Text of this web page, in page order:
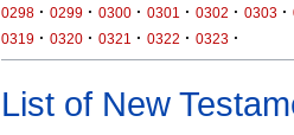
0298 · 0299 · 0300 · 0301 · 0302 · 0303 ·
0319 · 0320 · 0321 · 0322 · 0323 ·
List of New